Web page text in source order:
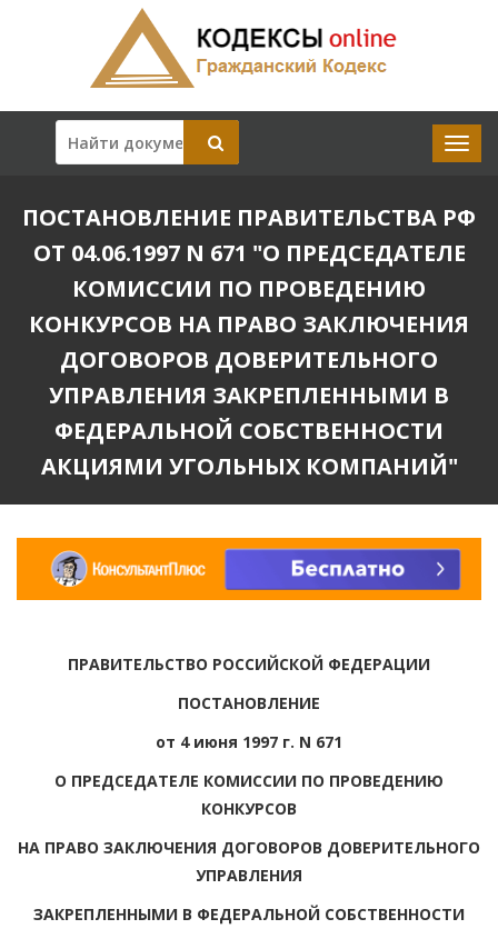
ПОСТАНОВЛЕНИЕ ПРАВИТЕЛЬСТВА РФ
ОТ 04.06.1997 N 671 "О ПРЕДСЕДАТЕЛЕ
КОМИССИИ ПО ПРОВЕДЕНИЮ
КОНКУРСОВ НА ПРАВО ЗАКЛЮЧЕНИЯ
ДОГОВОРОВ ДОВЕРИТЕЛЬНОГО
УПРАВЛЕНИЯ ЗАКРЕПЛЕННЫМИ В
ФЕДЕРАЛЬНОЙ СОБСТВЕННОСТИ
АКЦИЯМИ УГОЛЬНЫХ КОМПАНИЙ"
ПРАВИТЕЛЬСТВО РОССИЙСКОЙ ФЕДЕРАЦИИ
ПОСТАНОВЛЕНИЕ
от 4 июня 1997 г. N 671
О ПРЕДСЕДАТЕЛЕ КОМИССИИ ПО ПРОВЕДЕНИЮ
КОНКУРСОВ
НА ПРАВО ЗАКЛЮЧЕНИЯ ДОГОВОРОВ ДОВЕРИТЕЛЬНОГО
УПРАВЛЕНИЯ
ЗАКРЕПЛЕННЫМИ В ФЕДЕРАЛЬНОЙ СОБСТВЕННОСТИ